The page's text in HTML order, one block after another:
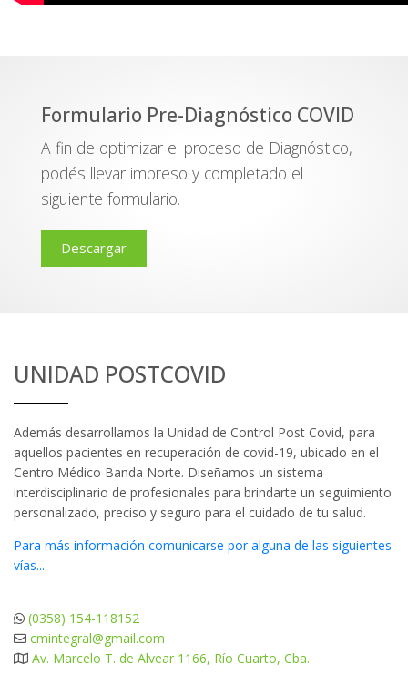
Formulario Pre-Diagnóstico COVID
A fin de optimizar el proceso de Diagnóstico,
podés llevar impreso y completado el
siguiente formulario.
Descargar
UNIDAD POSTCOVID
Además desarrollamos la Unidad de Control Post Covid, para
aquellos pacientes en recuperación de covid-19, ubicado en el
Centro Médico Banda Norte. Diseñamos un sistema
interdisciplinario de profesionales para brindarte un seguimiento
personalizado, preciso y seguro para el cuidado de tu salud.
Para más información comunicarse por alguna de las siguientes
vías...
(0358) 154-118152
cmintegral@gmail.com
Av. Marcelo T. de Alvear 1166, Río Cuarto, Cba.